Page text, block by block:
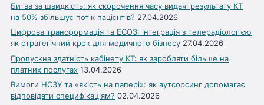
Битва за швидкість: як скорочення часу видачі результату КТ
на 50% збільшує потік пацієнтів? 27.04.2026
Цифрова трансформація та ЕСОЗ: інтеграція з телерадіологією
як стратегічний крок для медичного бізнесу 27.04.2026
Пропускна здатність кабінету КТ: як заробляти більше на
платних послугах 13.04.2026
Вимоги НСЗУ та «якість на папері»: як аутсорсинг допомагає
відповідати специфікаціям? 02.04.2026